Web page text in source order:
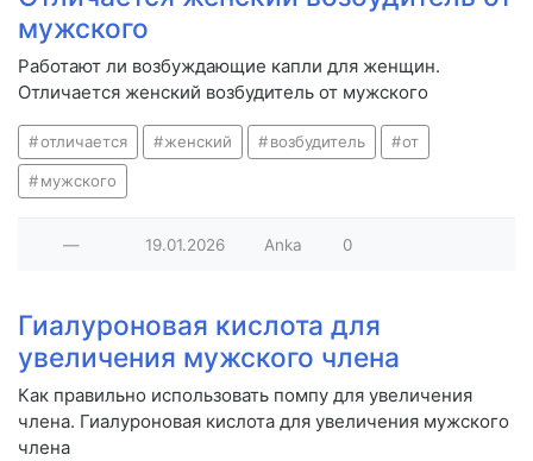
мужского
Работают ли возбуждающие капли для женщин.
Отличается женский возбудитель от мужского
отличается женский возбудитель от
мужского
— 19.01.2026 Anka 0
Гиалуроновая кислота для
увеличения мужского члена
Как правильно использовать помпу для увеличения
члена. Гиалуроновая кислота для увеличения мужского
члена